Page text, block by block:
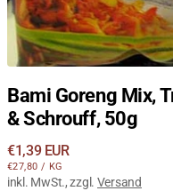
Bami Goreng Mix,
& Schrouff, 50g
Regulärer
Preis
€1,39 EUR
STÜCKPREIS
€27,80 / PRO
KG
inkl. MwSt., zzgl. Versand